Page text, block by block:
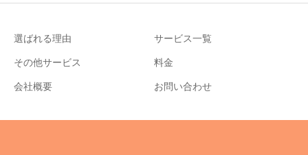
選ばれる理由 サービス一覧
その他サービス 料金
会社概要 お問い合わせ